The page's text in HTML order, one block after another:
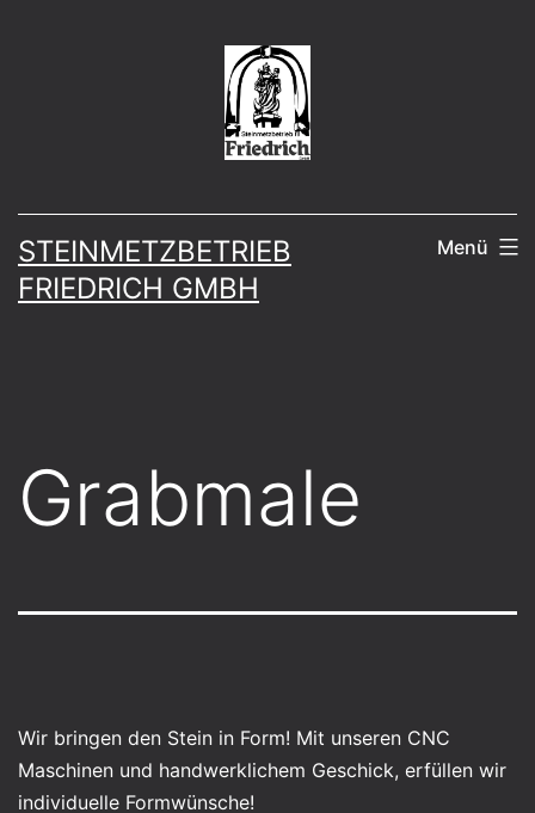
STEINMETZBETRIEB
FRIEDRICH GMBH
Menü
Grabmale
Wir bringen den Stein in Form! Mit unseren CNC
Maschinen und handwerklichem Geschick, erfüllen wir
individuelle Formwünsche!